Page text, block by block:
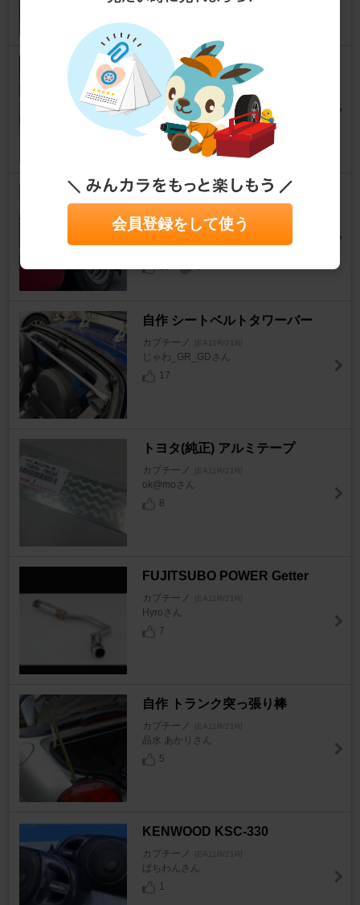
レーシングサービスワタナベ ワ
タナベ
カプチーノ [EA11R/21R]
チャァーさん
15
1
SUZUKI SPORT / IRD Type-C
カプチーノ [EA11R/21R]
gura_tinoさん
29
0
自作 シートベルトタワーバー
カプチーノ [EA11R/21R]
じゃわ_GR_GDさん
17
トヨタ(純正) アルミテープ
カプチーノ [EA11R/21R]
ok@moさん
8
FUJITSUBO POWER Getter
カプチーノ [EA11R/21R]
Hyroさん
7
自作 トランク突っ張り棒
カプチーノ [EA11R/21R]
品水 あかりさん
5
KENWOOD KSC-330
カプチーノ [EA11R/21R]
ぱちわんさん
1
会員登録をして使う